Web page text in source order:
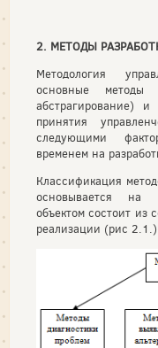
2. МЕТОДЫ
Методология
основные методы
абстрагирование)
принятия
следующими
временем на
Классификация
основывается на
объектом состоит из
реализации (рис